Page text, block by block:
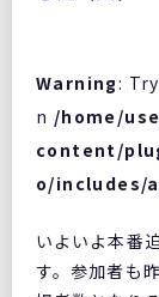
Warning:
n /home/
content/
o/includes/
いよいよ本番
す。参加者も